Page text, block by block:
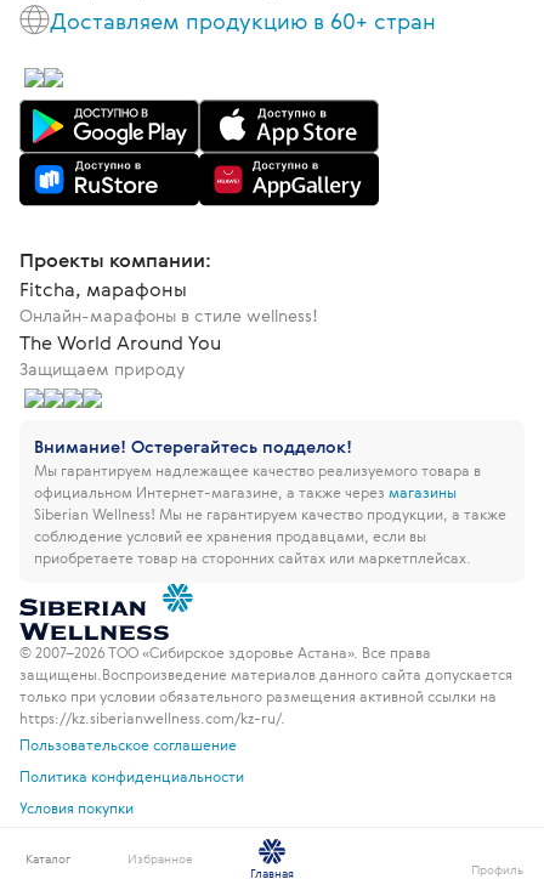
Каталог
Избранное
Главная
Профиль
Доставляем продукцию в 60+ стран
Проекты компании:
Fitcha, марафоны
Онлайн-марафоны в стиле wellness!
The World Around You
Защищаем природу
Внимание! Остерегайтесь подделок!
Мы гарантируем надлежащее качество реализуемого товара в
официальном Интернет-магазине, а также через магазины
Siberian Wellness! Мы не гарантируем качество продукции, а также
соблюдение условий ее хранения продавцами, если вы
приобретаете товар на сторонних сайтах или маркетплейсах.
© 2007–2026 ТОО «Сибирское здоровье Астана». Все права
защищены. Воспроизведение материалов данного сайта допускается
только при условии обязательного размещения активной ссылки на
https://kz.siberianwellness.com/kz-ru/.
Пользовательское соглашение
Политика конфиденциальности
Условия покупки